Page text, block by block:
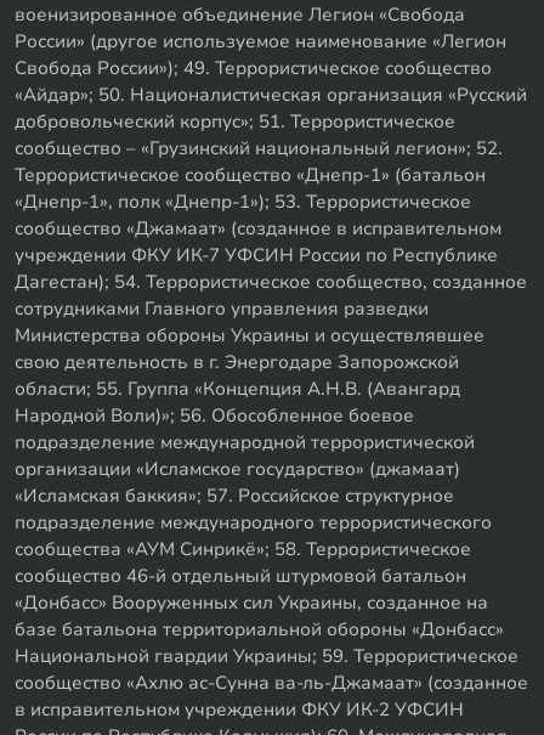
военизированное объединение Легион «Свобода
России» (другое используемое наименование «Легион
Свобода России»); 49. Террористическое сообщество
«Айдар»; 50. Националистическая организация «Русский
добровольческий корпус»; 51. Террористическое
сообщество – «Грузинский национальный легион»; 52.
Террористическое сообщество «Днепр-1» (батальон
«Днепр-1», полк «Днепр-1»); 53. Террористическое
сообщество «Джамаат» (созданное в исправительном
учреждении ФКУ ИК-7 УФСИН России по Республике
Дагестан); 54. Террористическое сообщество, созданное
сотрудниками Главного управления разведки
Министерства обороны Украины и осуществлявшее
свою деятельность в г. Энергодаре Запорожской
области; 55. Группа «Концепция А.Н.В. (Авангард
Народной Воли)»; 56. Обособленное боевое
подразделение международной террористической
организации «Исламское государство» (джамаат)
«Исламская баккия»; 57. Российское структурное
подразделение международного террористического
сообщества «АУМ Синрикё»; 58. Террористическое
сообщество 46-й отдельный штурмовой батальон
«Донбасс» Вооруженных сил Украины, созданное на
базе батальона территориальной обороны «Донбасс»
Национальной гвардии Украины; 59. Террористическое
сообщество «Ахлю ас-Сунна ва-ль-Джамаат» (созданное
в исправительном учреждении ФКУ ИК-2 УФСИН